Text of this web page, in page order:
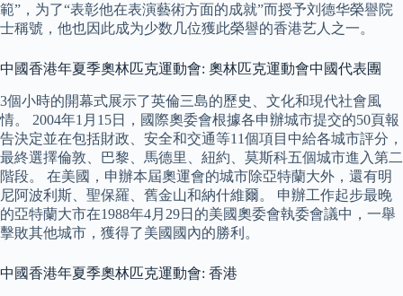
範”，为了“表彰他在表演藝術方面的成就”而授予刘德华榮譽院
士稱號，他也因此成为少数几位獲此榮譽的香港艺人之一。
中國香港年夏季奧林匹克運動會: 奧林匹克運動會中國代表團
3個小時的開幕式展示了英倫三島的歷史、文化和現代社會風
情。 2004年1月15日，國際奧委會根據各申辦城市提交的50頁報
告決定並在包括財政、安全和交通等11個項目中給各城市評分，
最終選擇倫敦、巴黎、馬德里、紐約、莫斯科五個城市進入第二
階段。 在美國，申辦本屆奧運會的城市除亞特蘭大外，還有明
尼阿波利斯、聖保羅、舊金山和納什維爾。 申辦工作起步最晚
的亞特蘭大市在1988年4月29日的美國奧委會執委會議中，一舉
擊敗其他城市，獲得了美國國內的勝利。
中國香港年夏季奧林匹克運動會: 香港